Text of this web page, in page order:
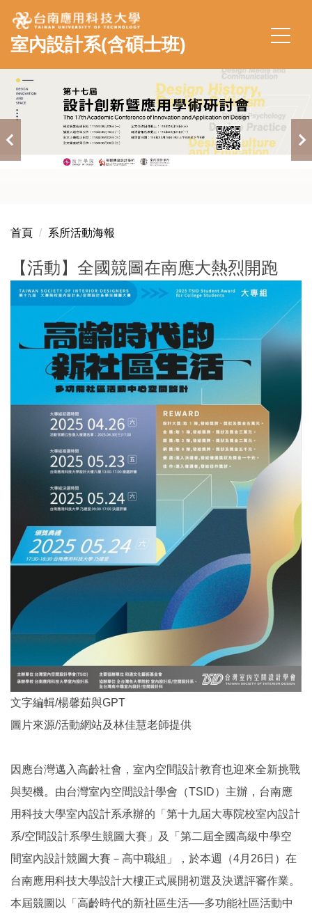
跳
到
主
內
容
區
室內設計系(含碩士班)
首頁 系所活動海報
【活動】全國競圖在南應大熱烈開跑
文字編輯/楊馨茹與GPT
圖片來源/活動網站及林佳慧老師提供
因應台灣邁入高齡社會，室內空間設計教育也迎來全新挑戰
與契機。由台灣室內空間設計學會（TSID）主辦，台南應
用科技大學室內設計系承辦的「第十九屆大專院校室內設計
系/空間設計系學生競圖大賽」及「第二屆全國高級中學空
間室內設計競圖大賽－高中職組」，於本週（4月26日）在
台南應用科技大學設計大樓正式展開初選及決選評審作業。
本屆競圖以「高齡時代的新社區生活──多功能社區活動中